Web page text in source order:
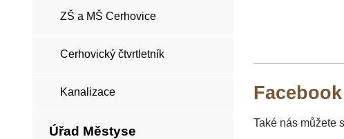
ZŠ a MŠ Cerhovice
Cerhovický čtvrtletník
Kanalizace
Úřad Městyse
Facebook
Také nás můžete